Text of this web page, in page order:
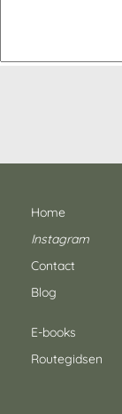
Home
Instagram
Contact
Blog
E-books
Routegidsen